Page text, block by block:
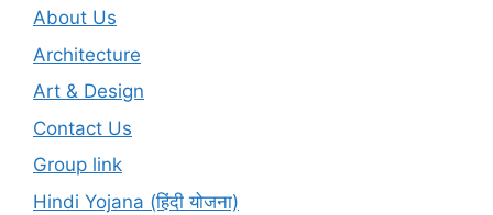
About Us
Architecture
Art & Design
Contact Us
Group link
Hindi Yojana (हिंदी योजना)